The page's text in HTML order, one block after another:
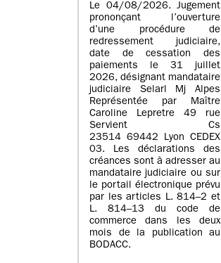
Le 04/08/2026. Jugement
prononçant l’ouverture
d’une procédure de
redressement judiciaire,
date de cessation des
paiements le 31 juillet
2026, désignant mandataire
judiciaire Selarl Mj Alpes
Représentée par Maître
Caroline Lepretre 49 rue
Servient Cs
23514 69442 Lyon CEDEX
03. Les déclarations des
créances sont à adresser au
mandataire judiciaire ou sur
le portail électronique prévu
par les articles L. 814–2 et
L. 814–13 du code de
commerce dans les deux
mois de la publication au
BODACC.